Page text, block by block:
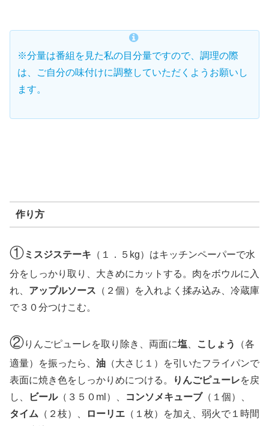
※分量は番組を見た私の目分量ですので、調理の際
は、ご自分の味付けに調整していただくようお願いし
ます。
作り方
①ミスジステーキ （１．５kg）はキッチンペーパーで水
分をしっかり取り、大きめにカットする。肉をボウルに入
れ、 アップルソース （２個）を入れよく揉み込み、冷蔵庫
で３０分つけこむ。
②りんごピューレを取り除き、両面に塩 こしょう
（各
適量）を振ったら、 油 （大さじ１）を引いたフライパンで
表面に焼き色をしっかりめにつける。
りんごピューレを戻
し、
ビール（３５０ml）、 コンソメキューブ（１個）、
タイム （２枝）、 ローリエ （１枚）を加え、弱火で１時間